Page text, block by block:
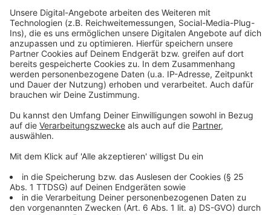
KONTAKT & VERANTWORTLICH
... für redaktionelle Inhalte:Tatjana Pioschyk
... für werbliche Inhalte: Saskia Salomon
... für Webdesign & Programmierung: PFD Pressefunk
GmbH
Nationaler Online-Audiovermarkter: radio NRW GmbH
Bildernachweise: stock.chng . aboutpixel.de
Wir nehmen nicht an einem Streitbeilegungsverfahren vor